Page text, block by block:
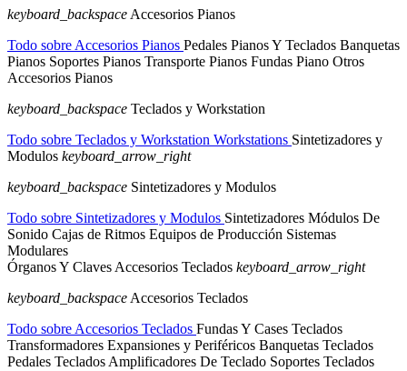
keyboard_backspace Accesorios Pianos
Todo sobre Accesorios Pianos Pedales Pianos Y Teclados Banquetas
Pianos Soportes Pianos Transporte Pianos Fundas Piano Otros
Accesorios Pianos
keyboard_backspace Teclados y Workstation
Todo sobre Teclados y Workstation Workstations Sintetizadores y
Modulos keyboard_arrow_right
keyboard_backspace Sintetizadores y Modulos
Todo sobre Sintetizadores y Modulos Sintetizadores Módulos De
Sonido Cajas de Ritmos Equipos de Producción Sistemas
Modulares
Órganos Y Claves Accesorios Teclados keyboard_arrow_right
keyboard_backspace Accesorios Teclados
Todo sobre Accesorios Teclados Fundas Y Cases Teclados
Transformadores Expansiones y Periféricos Banquetas Teclados
Pedales Teclados Amplificadores De Teclado Soportes Teclados